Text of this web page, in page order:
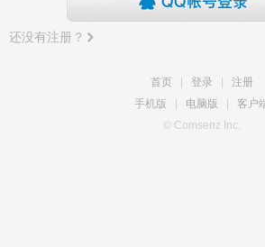
还没有注册？
首页 登录
注册
手机版
电脑版
客户
© Comsenz Inc.